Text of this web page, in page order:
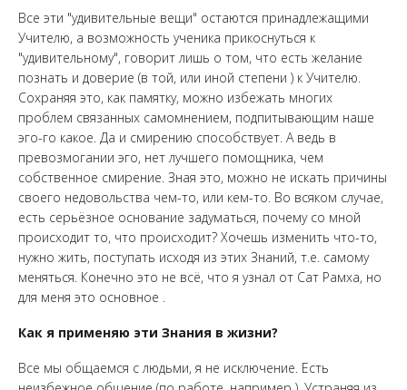
Все эти "удивительные вещи" остаются принадлежащими
Учителю, а возможность ученика прикоснуться к
"удивительному", говорит лишь о том, что есть желание
познать и доверие (в той, или иной степени ) к Учителю.
Сохраняя это, как памятку, можно избежать многих
проблем связанных самомнением, подпитывающим наше
эго-го какое. Да и смирению способствует. А ведь в
превозмогании эго, нет лучшего помощника, чем
собственное смирение. Зная это, можно не искать причины
своего недовольства чем-то, или кем-то. Во всяком случае,
есть серьёзное основание задуматься, почему со мной
происходит то, что происходит? Хочешь изменить что-то,
нужно жить, поступать исходя из этих Знаний, т.е. самому
меняться. Конечно это не всё, что я узнал от Сат Рамха, но
для меня это основное .
Как я применяю эти Знания в жизни?
Все мы общаемся с людьми, я не исключение. Есть